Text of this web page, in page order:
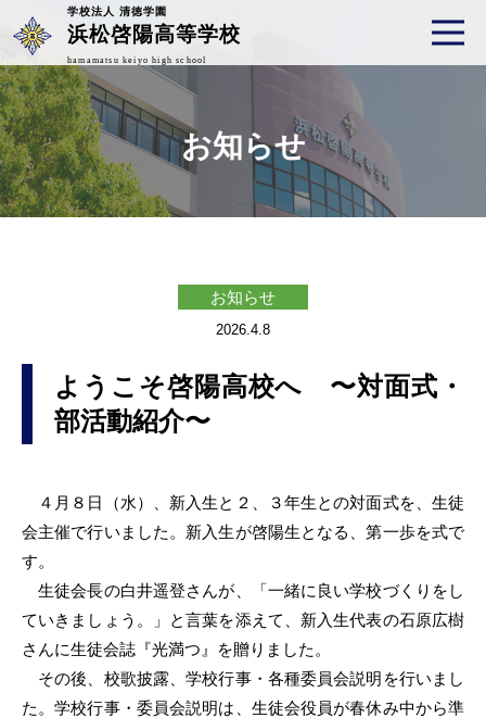
学校法人 清徳学園
浜松啓陽高等学校
hamamatsu keiyo high school
お知らせ
お知らせ
2026.4.8
ようこそ啓陽高校へ 〜対面式・
部活動紹介〜
４月８日（水）、新入生と２、３年生との対面式を、生徒
会主催で行いました。新入生が啓陽生となる、第一歩を式で
す。
生徒会長の白井遥登さんが、「一緒に良い学校づくりをし
ていきましょう。」と言葉を添えて、新入生代表の石原広樹
さんに生徒会誌『光満つ』を贈りました。
その後、校歌披露、学校行事・各種委員会説明を行いまし
た。学校行事・委員会説明は、生徒会役員が春休み中から準